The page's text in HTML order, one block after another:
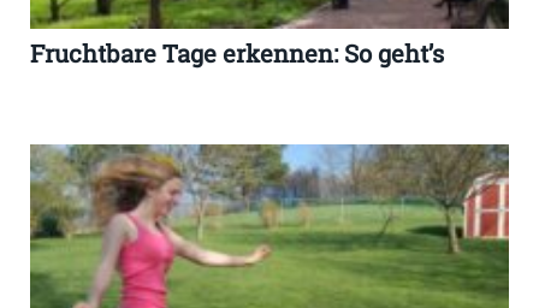
Fruchtbare Tage erkennen: So geht’s